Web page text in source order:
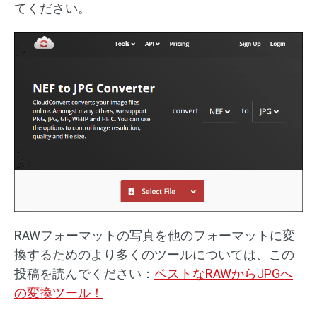
てください。
RAWフォーマットの写真を他のフォーマットに変
換するためのより多くのツールについては、この
投稿を読んでください： ベストなRAWからJPGへ
の変換ツール！